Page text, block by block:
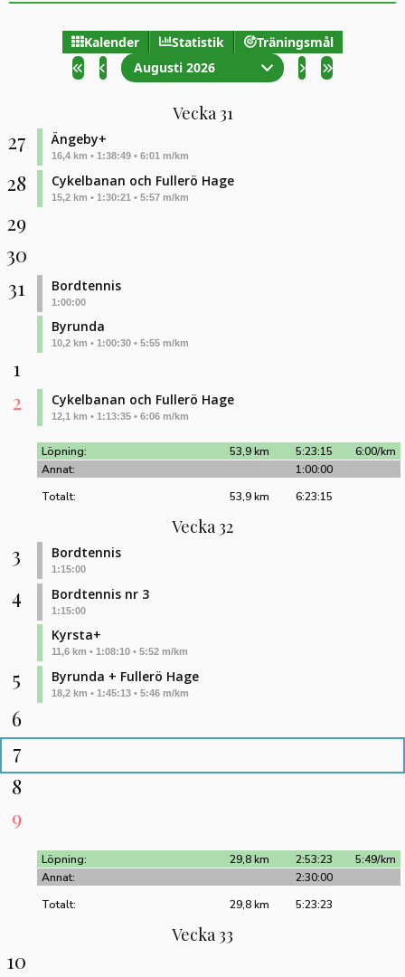
Kalender Statistik
Träningsmål
Augusti 2026
Vecka 31
27 Ängeby+
16,4 km • 1:38:49 • 6:01 m/km
28 Cykelbanan och Fullerö Hage
15,2 km • 1:30:21 • 5:57 m/km
29
30
31
Bordtennis
1:00:00
Byrunda
10,2 km • 1:00:30 • 5:55 m/km
1
2
Cykelbanan och Fullerö Hage
12,1 km • 1:13:35 • 6:06 m/km
Löpning: 6:00/km
5:23:15
53,9 km
Annat:
1:00:00
Totalt:
6:23:15
53,9 km
Vecka 32
3 Bordtennis
1:15:00
4 Bordtennis nr 3
1:15:00
Kyrsta+
11,6 km • 1:08:10 • 5:52 m/km
5 Byrunda + Fullerö Hage
18,2 km • 1:45:13 • 5:46 m/km
6
7
8
9
Löpning: 5:49/km
2:53:23
29,8 km
Annat:
2:30:00
Totalt:
5:23:23
29,8 km
Vecka 33
10